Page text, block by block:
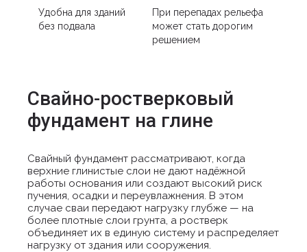
Удобна для зданий
без подвала
При перепадах рельефа
может стать дорогим
решением
Свайно-ростверковый
фундамент на глине
Свайный фундамент рассматривают, когда
верхние глинистые слои не дают надёжной
работы основания или создают высокий риск
пучения, осадки и переувлажнения. В этом
случае сваи передают нагрузку глубже — на
более плотные слои грунта, а ростверк
объединяет их в единую систему и распределяет
нагрузку от здания или сооружения.